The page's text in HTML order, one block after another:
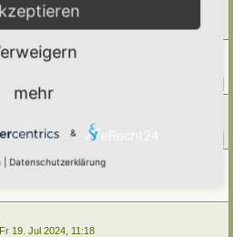
«Mi 12. Mär 2025, 18:42
Mi 30. Okt 2024, 18:26
Fr 19. Jul 2024, 11:18
mehr
&
Datenschutzerklärung